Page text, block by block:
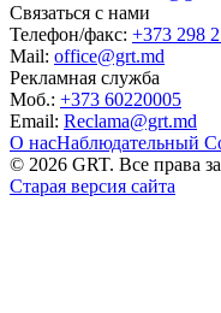
Связаться с нами
Телефон/факс: +373 298
Mail: office@grt.md
Рекламная служба
Моб.: +373 60220005
Email: Reclama@grt.md
О насНаблюдательный
© 2026 GRT. Все права
Старая версия сайта